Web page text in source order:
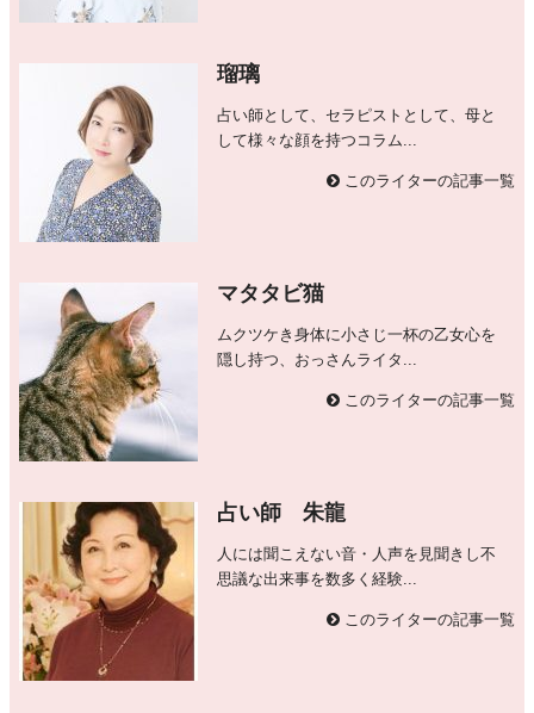
瑠璃
占い師として、セラピストとして、母と
して様々な顔を持つコラム...
このライターの記事一覧
マタタビ猫
ムクツケき身体に小さじ一杯の乙女心を
隠し持つ、おっさんライタ...
このライターの記事一覧
占い師 朱龍
人には聞こえない音・人声を見聞きし不
思議な出来事を数多く経験...
このライターの記事一覧